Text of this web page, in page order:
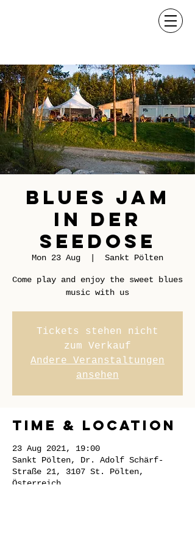
Blues Jam
in der
Seedose
Mon 23 Aug Sankt Pölten
Come play and enjoy the sweet blues
music with us
Tickets stehen nicht
zum Verkauf
Andere Veranstaltungen
ansehen
Time & Location
23 Aug 2021, 19:00
Sankt Pölten, Dr. Adolf Schärf-
Straße 21, 3107 St. Pölten,
Österreich